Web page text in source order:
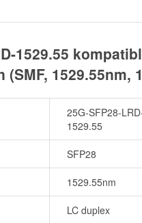
1529.55
1529.55nm,
25G-SFP28-
1529.55
SFP28
1529.55nm
LC duplex